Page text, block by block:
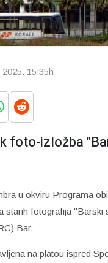
15:35h
foto-izložba
u okviru Programa
starih fotografija
Bar.
na platou ispred